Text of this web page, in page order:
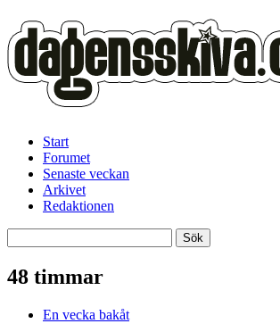
Start
Forumet
Senaste veckan
Arkivet
Redaktionen
48 timmar
En vecka bakåt